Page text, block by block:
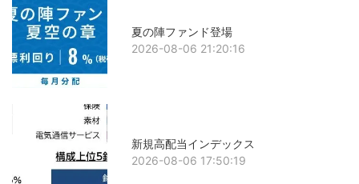
夏の陣ファンド登場
2026-08-06 21:20:16
新規高配当インデックス
2026-08-06 17:50:19